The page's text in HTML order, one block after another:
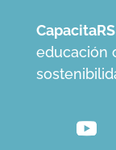
educación